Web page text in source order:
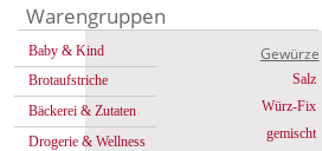
Warengruppen
Baby & Kind
Brotaufstriche
Bäckerei & Zutaten
Drogerie & Wellness
Gewürze
Salz
Würz-Fix
gemischt